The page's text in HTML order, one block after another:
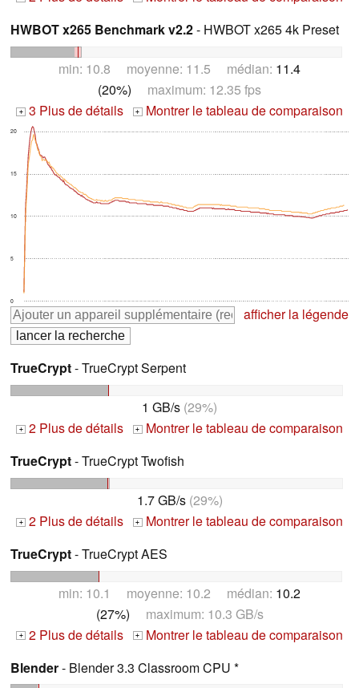
HWBOT x265 Benchmark v2.2- HWBOT x265 4k Preset
min: 10.8 moyenne: 11.5 médian: 11.4
(20%) maximum: 12.35 fps
+ 3 Plus de détails + Montrer le tableau de comparaison
0
5
10
15
20
afficher la légende
TrueCrypt- TrueCrypt Serpent
1 GB/s (29%)
+ 2 Plus de détails + Montrer le tableau de comparaison
TrueCrypt- TrueCrypt Twofish
1.7 GB/s(29%)
+ 2 Plus de détails + Montrer le tableau de comparaison
TrueCrypt- TrueCrypt AES
min: 10.1 moyenne: 10.2 médian: 10.2
(27%) maximum: 10.3 GB/s
+ 2 Plus de détails + Montrer le tableau de comparaison
Blender- Blender 3.3 Classroom CPU *